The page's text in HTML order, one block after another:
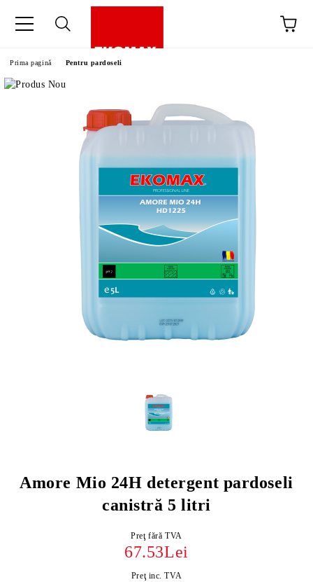
Prima pagină Pentru pardoseli
Amore Mio 24H detergent pardoseli
canistră 5 litri
Preţ fără TVA
67.53Lei
Preţ inc. TVA